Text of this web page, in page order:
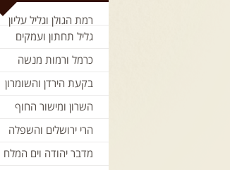
רמת הגולן וגליל עליון
גליל תחתון ועמקים
כרמל ורמות מנשה
בקעת הירדן והשומרון
השרון ומישור החוף
הרי ירושלים והשפלה
מדבר יהודה וים המלח